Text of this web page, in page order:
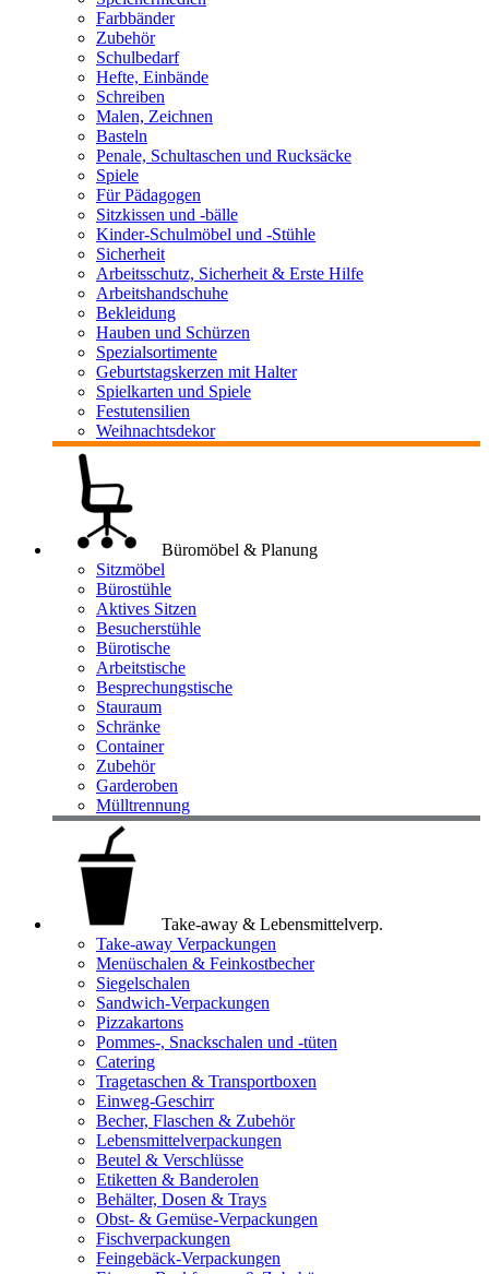
Farbbänder
Zubehör
Schulbedarf
Hefte, Einbände
Schreiben
Malen, Zeichnen
Basteln
Penale, Schultaschen und Rucksäcke
Spiele
Für Pädagogen
Sitzkissen und -bälle
Kinder-Schulmöbel und -Stühle
Sicherheit
Arbeitsschutz, Sicherheit & Erste Hilfe
Arbeitshandschuhe
Bekleidung
Hauben und Schürzen
Spezialsortimente
Geburtstagskerzen mit Halter
Spielkarten und Spiele
Festutensilien
Weihnachtsdekor
Büromöbel & Planung
Sitzmöbel
Bürostühle
Aktives Sitzen
Besucherstühle
Bürotische
Arbeitstische
Besprechungstische
Stauraum
Schränke
Container
Zubehör
Garderoben
Mülltrennung
Take-away & Lebensmittelverp.
Take-away Verpackungen
Menüschalen & Feinkostbecher
Siegelschalen
Sandwich-Verpackungen
Pizzakartons
Pommes-, Snackschalen und -tüten
Catering
Tragetaschen & Transportboxen
Einweg-Geschirr
Becher, Flaschen & Zubehör
Lebensmittelverpackungen
Beutel & Verschlüsse
Etiketten & Banderolen
Behälter, Dosen & Trays
Obst- & Gemüse-Verpackungen
Fischverpackungen
Feingebäck-Verpackungen